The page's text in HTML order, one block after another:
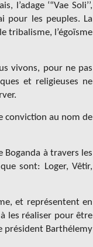
‘“Vae Soli’’,
pour les peuples. La
tribalisme, l’égoïsme
vivons, pour ne pas
et religieuses ne
conviction au nom de
à travers les
sont: Loger, Vêtir,
et représentent en
les réaliser pour être
président Barthélemy